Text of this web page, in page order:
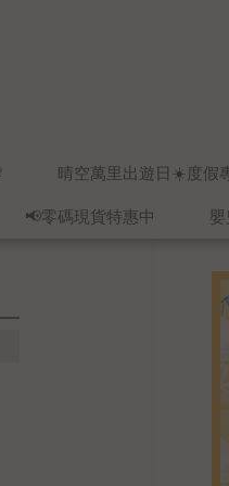
晴空萬里出遊日☀️度假
📢零碼現貨特惠中